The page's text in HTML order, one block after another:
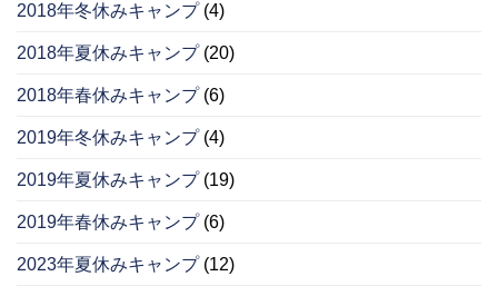
2018年冬休みキャンプ(4)
2018年夏休みキャンプ(20)
2018年春休みキャンプ(6)
2019年冬休みキャンプ(4)
2019年夏休みキャンプ(19)
2019年春休みキャンプ(6)
2023年夏休みキャンプ(12)